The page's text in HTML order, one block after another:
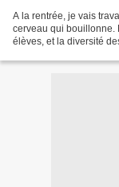
A la rentrée, je vais
cerveau qui bouillonne.
élèves, et la diversité